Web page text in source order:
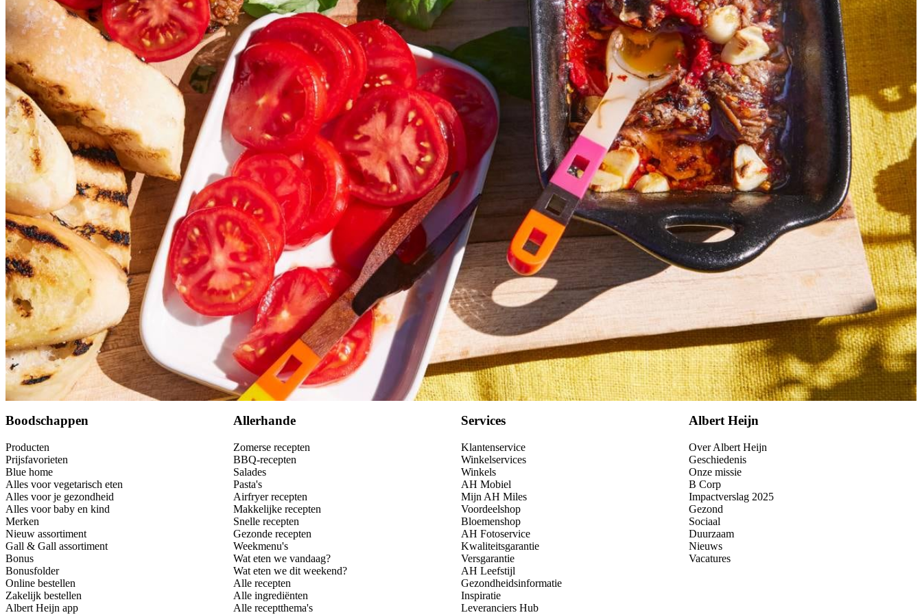
¼ tlchilivlokken
3tastytom-trostomaten
7.5 gverse basilicum
Kies producten
Dit heb je nodig
Boodschappen
Producten
Prijsfavorieten
Blue home
Alles voor vegetarisch eten
Alles voor je gezondheid
Alles voor baby en kind
Merken
Nieuw assortiment
Gall & Gall assortiment
Bonus
Bonusfolder
Online bestellen
Zakelijk bestellen
Albert Heijn app
Allerhande
Zomerse recepten
BBQ-recepten
Salades
Pasta's
Airfryer recepten
Makkelijke recepten
Snelle recepten
Gezonde recepten
Weekmenu's
Wat eten we vandaag?
Wat eten we dit weekend?
Alle recepten
Alle ingrediënten
Alle receptthema's
Services
Klantenservice
Winkelservices
Winkels
AH Mobiel
Mijn AH Miles
Voordeelshop
Bloemenshop
AH Fotoservice
Kwaliteitsgarantie
Versgarantie
AH Leefstijl
Gezondheidsinformatie
Inspiratie
Leveranciers Hub
Albert Heijn
Over Albert Heijn
Geschiedenis
Onze missie
B Corp
Impactverslag 2025
Gezond
Sociaal
Duurzaam
Nieuws
Vacatures